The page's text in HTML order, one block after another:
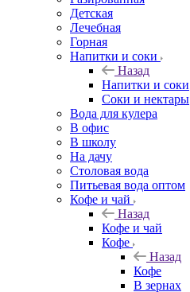
Детская
Лечебная
Горная
Напитки и соки
Назад
Напитки и соки
Соки и нектары
Вода для кулера
В офис
В школу
На дачу
Столовая вода
Питьевая вода оптом
Кофе и чай
Назад
Кофе и чай
Кофе
Назад
Кофе
В зернах